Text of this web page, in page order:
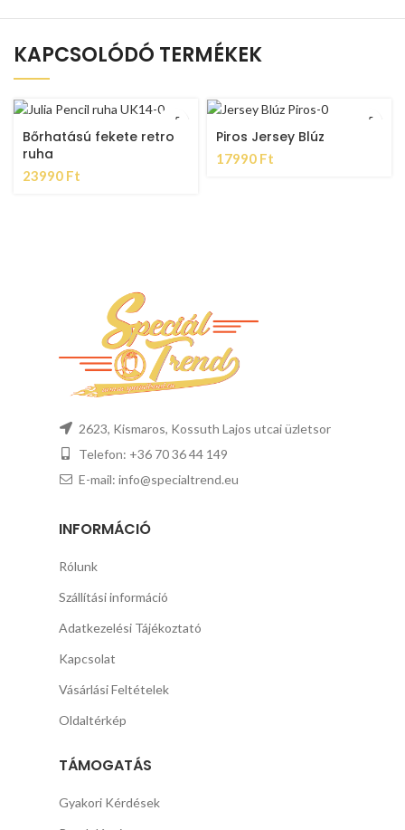
KAPCSOLÓDÓ TERMÉKEK
Bőrhatású fekete retro
ruha
23990 Ft
Piros Jersey Blúz
17990 Ft
2623, Kismaros, Kossuth Lajos utcai üzletsor
Telefon: +36 70 36 44 149
E-mail: info@specialtrend.eu
INFORMÁCIÓ
Rólunk
Szállítási információ
Adatkezelési Tájékoztató
Kapcsolat
Vásárlási Feltételek
Oldaltérkép
TÁMOGATÁS
Gyakori Kérdések